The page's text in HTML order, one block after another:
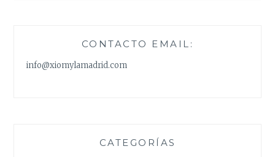
CONTACTO EMAIL:
info@xiomylamadrid.com
CATEGORÍAS